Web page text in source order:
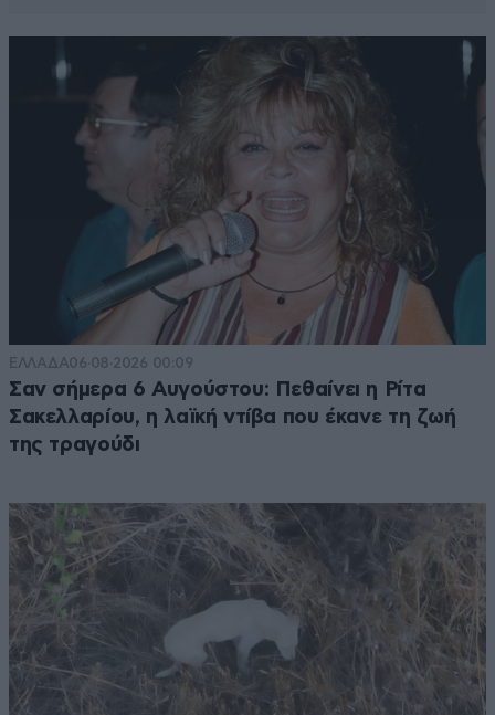
ΕΛΛΑΔΑ06·08·2026 00:09
Σαν σήμερα 6 Αυγούστου: Πεθαίνει η Ρίτα
Σακελλαρίου, η λαϊκή ντίβα που έκανε τη ζωή
της τραγούδι